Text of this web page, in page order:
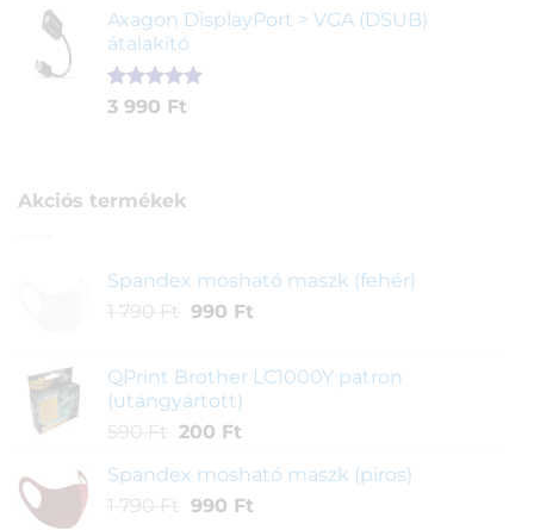
ből,
értékelés
alapján
was:
290 Ft.
is:
Axagon DisplayPort > VGA (DSUB)
átalakító
Értékelés
1
3 990 Ft
Akciós termékek
Spandex mosható maszk (fehér)
1 790 Ft
Original
1
790 Ft.
990 FtCurrent
990 Ft.
QPrint Brother LC1000Y patron
(utángyártott)
590 Ft
Original
was:
590 Ft.
200 FtCurrent
is:
200 Ft.
Spandex mosható maszk (piros)
1 790 Ft
Original
990 FtCurrent